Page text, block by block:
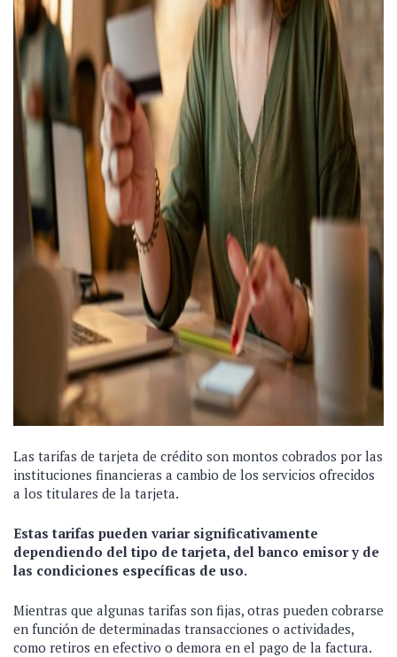
Las tarifas de tarjeta de crédito son montos cobrados por las
instituciones financieras a cambio de los servicios ofrecidos
a los titulares de la tarjeta.
Estas tarifas pueden variar significativamente
dependiendo del tipo de tarjeta, del banco emisor y de
las condiciones específicas de uso.
Mientras que algunas tarifas son fijas, otras pueden cobrarse
en función de determinadas transacciones o actividades,
como retiros en efectivo o demora en el pago de la factura.